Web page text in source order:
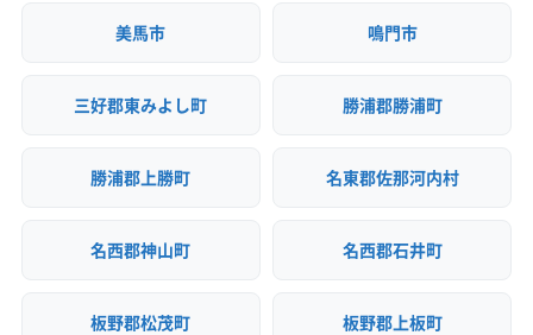
美馬市 鳴門市
三好郡東みよし町 勝浦郡勝浦町
勝浦郡上勝町 名東郡佐那河内村
名西郡神山町 名西郡石井町
板野郡松茂町 板野郡上板町